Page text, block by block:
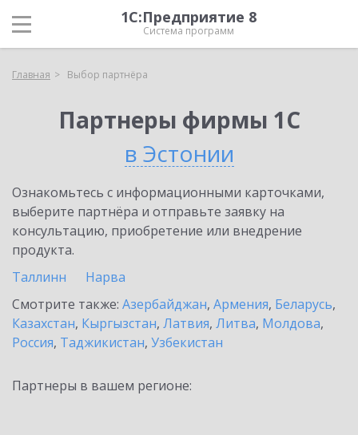
1С:Предприятие 8
Система программ
Главная Выбор партнёра
Партнеры фирмы 1С
в Эстонии
Ознакомьтесь с информационными карточками,
выберите партнёра и отправьте заявку на
консультацию, приобретение или внедрение
продукта.
Таллинн
Нарва
Смотрите также: Азербайджан, Армения, Беларусь,
Казахстан, Кыргызстан, Латвия, Литва, Молдова,
Россия, Таджикистан, Узбекистан
Партнеры в вашем регионе: